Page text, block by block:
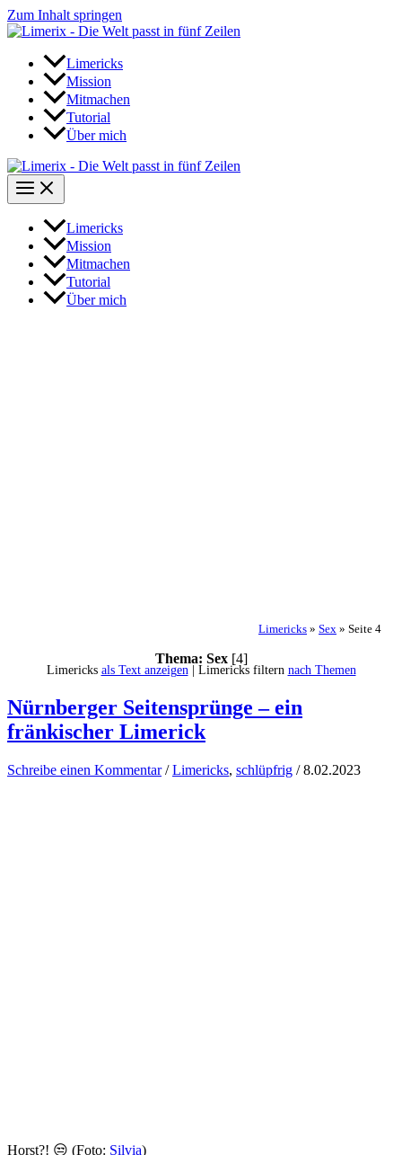
Zum Inhalt springen
Limericks
Mission
Mitmachen
Tutorial
Über mich
Limericks
Mission
Mitmachen
Tutorial
Über mich
Limericks » Sex » Seite 4
Thema: Sex[4]
Limericks als Text anzeigen | Limericks filtern nach Themen
Nürnberger Seitensprünge – ein
fränkischer Limerick
Schreibe einen Kommentar /Limericks, schlüpfrig /8.02.2023
Horst?! 😒 (Foto: Silvia)